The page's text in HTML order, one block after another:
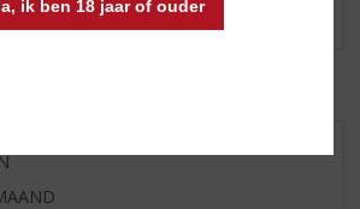
ik ben 18 jaar of ouder